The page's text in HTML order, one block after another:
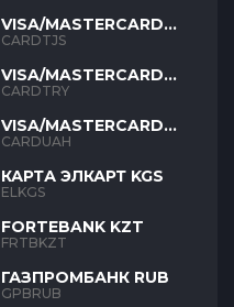
VISA/MASTERCARD
TJS
CARDTJS
VISA/MASTERCARD
TYR
CARDTRY
VISA/MASTERCARD
UAH
CARDUAH
КАРТА ЭЛКАРТ KGS
ELKGS
FORTEBANK KZT
FRTBKZT
ГАЗПРОМБАНК RUB
GPBRUB